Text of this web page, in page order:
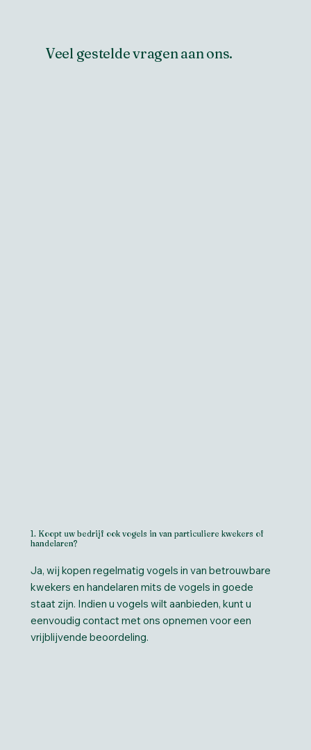
Veel gestelde vragen aan ons.
1. Koopt uw bedrijf ook vogels in van particuliere kwekers of
handelaren?
Ja, wij kopen regelmatig vogels in van betrouwbare
kwekers en handelaren mits de vogels in goede
staat zijn. Indien u vogels wilt aanbieden, kunt u
eenvoudig contact met ons opnemen voor een
vrijblijvende beoordeling.